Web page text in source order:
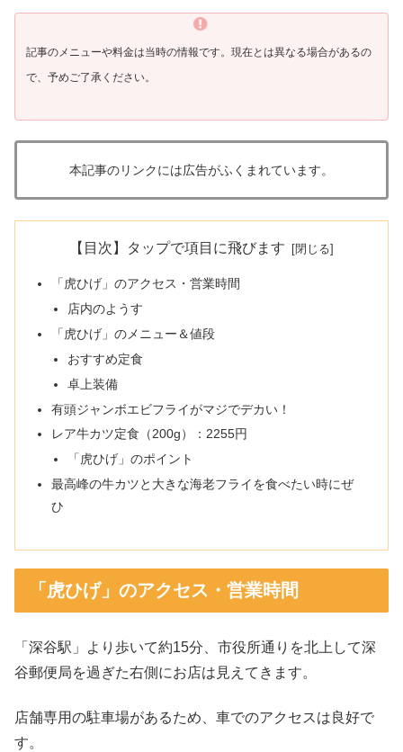
記事のメニューや料金は当時の情報です。現在とは異なる場合があるの
で、予めご了承ください。
本記事のリンクには広告がふくまれています。
【目次】タップで項目に飛びます
「虎ひげ」のアクセス・営業時間
店内のようす
「虎ひげ」のメニュー＆値段
おすすめ定食
卓上装備
有頭ジャンボエビフライがマジでデカい！
レア牛カツ定食（200g）：2255円
「虎ひげ」のポイント
最高峰の牛カツと大きな海老フライを食べたい時にぜ
ひ
「虎ひげ」のアクセス・営業時間
「深谷駅」より歩いて約15分、市役所通りを北上して深
谷郵便局を過ぎた右側にお店は見えてきます。
店舗専用の駐車場があるため、車でのアクセスは良好で
す。